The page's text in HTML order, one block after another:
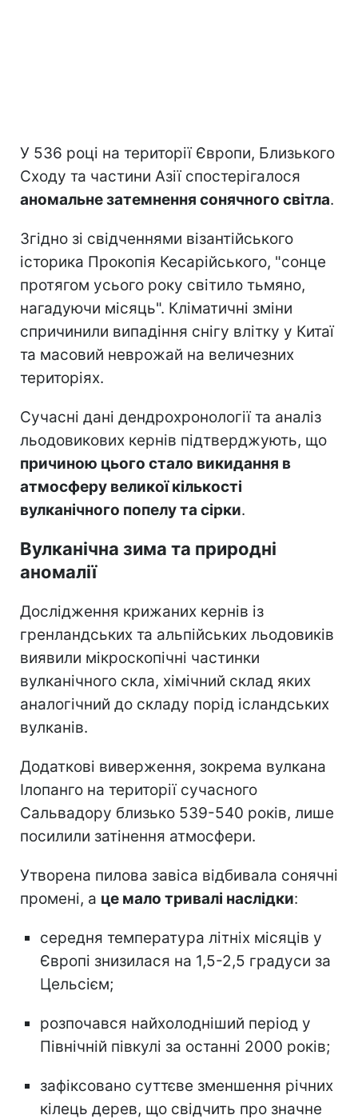
У 536 році на території Європи, Близького
Сходу та частини Азії спостерігалося
аномальне затемнення сонячного світла.
Згідно зі свідченнями візантійського
історика Прокопія Кесарійського, "сонце
протягом усього року світило тьмяно,
нагадуючи місяць". Кліматичні зміни
спричинили випадіння снігу влітку у Китаї
та масовий неврожай на величезних
територіях.
Сучасні дані дендрохронології та аналіз
льодовикових кернів підтверджують, що
причиною цього стало викидання в
атмосферу великої кількості
вулканічного попелу та сірки.
Вулканічна зима та природні
аномалії
Дослідження крижаних кернів із
гренландських та альпійських льодовиків
виявили мікроскопічні частинки
вулканічного скла, хімічний склад яких
аналогічний до складу порід ісландських
вулканів.
Додаткові виверження, зокрема вулкана
Ілопанго на території сучасного
Сальвадору близько 539-540 років, лише
посилили затінення атмосфери.
Утворена пилова завіса відбивала сонячні
промені, а це мало тривалі наслідки:
середня температура літніх місяців у
Європі знизилася на 1,5-2,5 градуси за
Цельсієм;
розпочався найхолодніший період у
Північній півкулі за останні 2000 років;
зафіксовано суттєве зменшення річних
кілець дерев, що свідчить про значне